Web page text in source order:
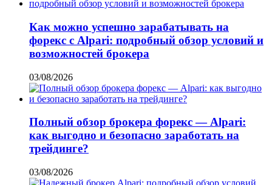
Как можно успешно зарабатывать на
форекс с Alpari: подробный обзор условий и
возможностей брокера
03/08/2026
Полный обзор брокера форекс — Alpari:
как выгодно и безопасно заработать на
трейдинге?
03/08/2026